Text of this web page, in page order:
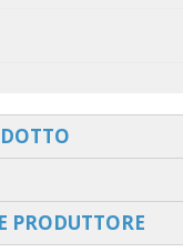
PRODUTTORE